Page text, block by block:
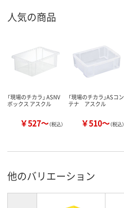
人気の商品
「現場のチカラ」 ASNV
ボックス アスクル
￥527～（税込）
「現場のチカラ」ASコン
テナ アスクル
￥510～（税込）
他のバリエーション